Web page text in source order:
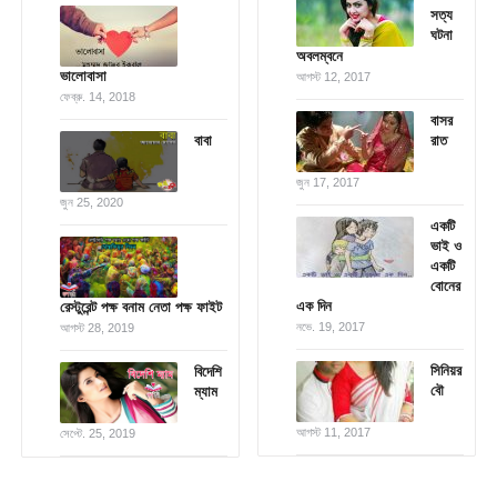
ভালোবাসা
ফেব্রু. 14, 2018
বাবা
জুন 25, 2020
রেস্টুরেন্ট পক্ষ বনাম নেতা পক্ষ ফাইট
আগস্ট 28, 2019
বিদেশি
ম্যাম
সেপ্টে. 25, 2019
সত্য
ঘটনা
অবলম্বনে
আগস্ট 12, 2017
বাসর
রাত
জুন 17, 2017
একটি
ভাই ও
একটি
বোনের
এক দিন
নভে. 19, 2017
সিনিয়র
বৌ
আগস্ট 11, 2017